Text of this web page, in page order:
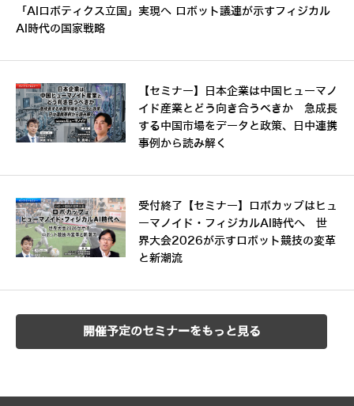
「AIロボティクス立国」実現へ ロボット議連が示すフィジカル
AI時代の国家戦略
【セミナー】日本企業は中国ヒューマノ
イド産業とどう向き合うべきか 急成長
する中国市場をデータと政策、日中連携
事例から読み解く
受付終了【セミナー】ロボカップはヒュ
ーマノイド・フィジカルAI時代へ 世
界大会2026が示すロボット競技の変革
と新潮流
開催予定のセミナーをもっと見る